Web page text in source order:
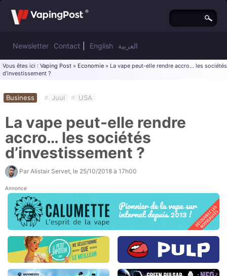
Newsletter Contact English العربية
Vous êtes ici : Vaping Post » Economie » La vape peut-elle rendre accro… les sociétés
d’investissement ?
Business # Juul # USA
La vape peut-elle rendre
accro… les sociétés
d’investissement ?
Par Alistair Servet , le 25/10/2018 à 17h00
Annonce